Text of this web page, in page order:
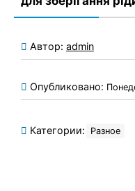
Автор: admin
Опубликовано:
Категории: Разное